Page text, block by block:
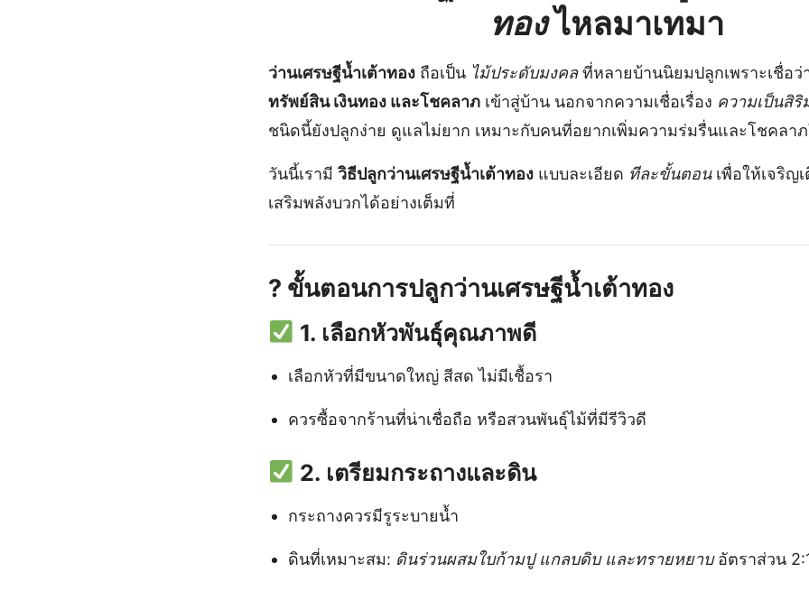
ทองไหลมาเทมา
ว่านเศรษฐีน้ำเต้าทอง ถือเป็น ไม้ประดับมงคลที่หลายบ้านนิยมปลูกเพราะเชื่อว่
ทรัพย์สิน เงินทอง และโชคลาภ เข้าสู่บ้าน นอกจากความเชื่อเรื่อง ความเป็นสิริ
ชนิดนี้ยังปลูกง่าย ดูแลไม่ยาก เหมาะกับคนที่อยากเพิ่มความร่มรื่นและโชคลา
วันนี้เรามี วิธีปลูกว่านเศรษฐีน้ำเต้าทอง แบบละเอียด ทีละขั้นตอนเพื่อให้เจริญ
เสริมพลังบวกได้อย่างเต็มที่
? ขั้นตอนการปลูกว่านเศรษฐีน้ำเต้าทอง
1. เลือกหัวพันธุ์คุณภาพดี
เลือกหัวที่มีขนาดใหญ่ สีสด ไม่มีเชื้อรา
ควรซื้อจากร้านที่น่าเชื่อถือ หรือสวนพันธุ์ไม้ที่มีรีวิวดี
2. เตรียมกระถางและดิน
กระถางควรมีรูระบายน้ำ
ดินที่เหมาะสม: ดินร่วนผสมใบก้ามปู แกลบดิบ และทรายหยาบอัตราส่วน